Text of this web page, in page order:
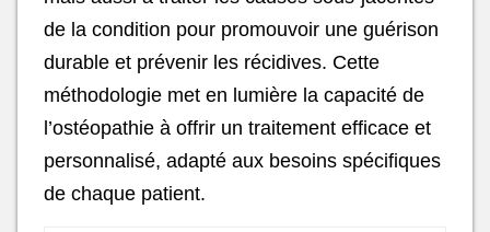
de la condition pour promouvoir une guérison
durable et prévenir les récidives. Cette
méthodologie met en lumière la capacité de
l’ostéopathie à offrir un traitement efficace et
personnalisé, adapté aux besoins spécifiques
de chaque patient.